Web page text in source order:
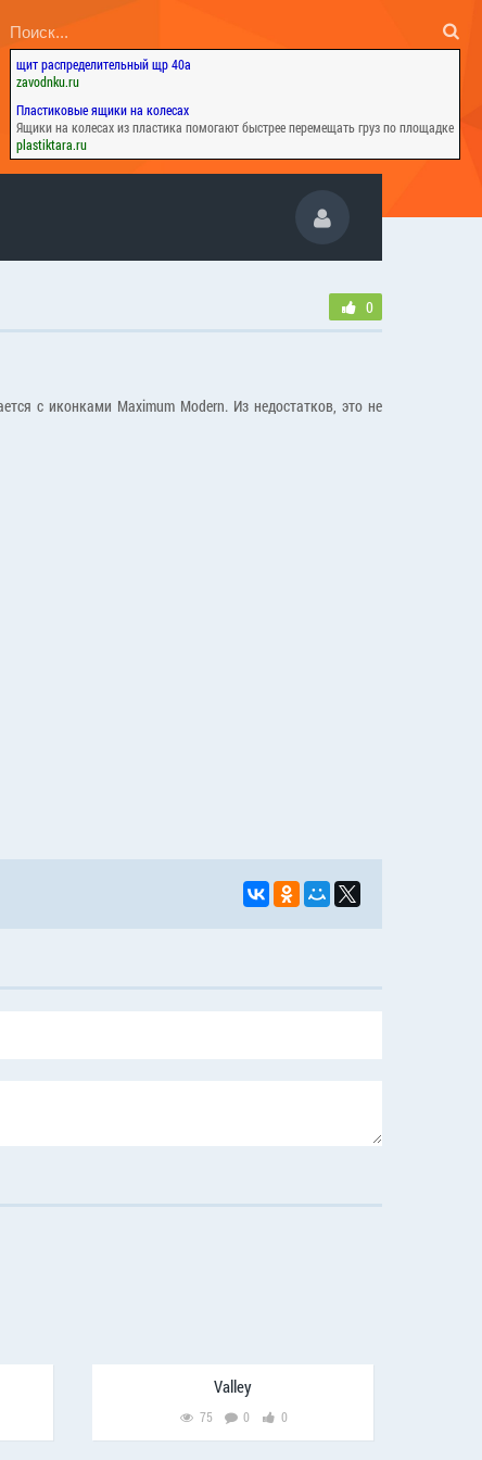
щит распределительный щр 40а
zavodnku.ru
Пластиковые ящики на колесах
Ящики на колесах из пластика помогают быстрее перемещать груз по площадке
plastiktara.ru
0
с иконками Maximum Modern. Из недостатков, это не
Valley
75 0 0